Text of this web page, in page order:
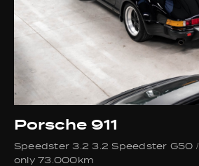
Porsche 911
Speedster 3.2 3.2 Speedster G50 /
only 73.000km